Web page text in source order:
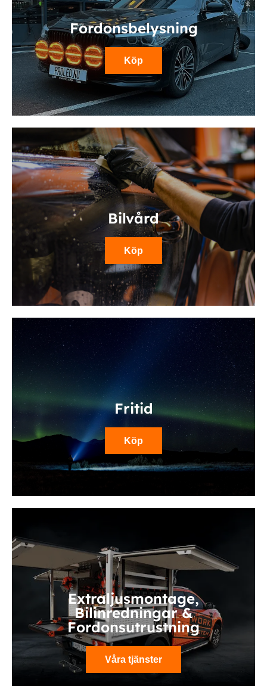
Fordonsbelysning
Köp
Fritid
Köp
Bilvård
Köp
Extraljusmontage,
Bilinredningar &
Fordonsutrustning
Våra tjänster